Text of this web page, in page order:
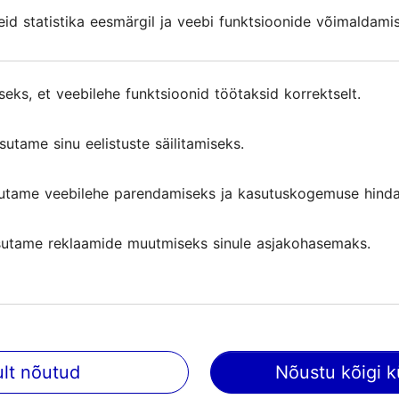
ja Toomkirikut. Õpime tundma kaupmeeste
ümbruses. Tuuril külastame ka Kadrioru parki,
Antud ekskursioon on hea valik kas
või lõpetada lennujaamas.
ja arvustused
statistika eesmärgil ja veebi funktsioonide
et veebilehe funktsioonid töötaksid korrektselt.
sinu eelistuste säilitamiseks.
veebilehe parendamiseks ja kasutuskogemuse
reklaamide muutmiseks sinule asjakohasemaks.
nõutud Nõustu kõigi
statistika eesmärgil ja veebi funktsioonide
et veebilehe funktsioonid töötaksid korrektselt.
sinu eelistuste säilitamiseks.
veebilehe parendamiseks ja kasutuskogemuse
reklaamide muutmiseks sinule asjakohasemaks.
nõutud Nõustu kõigi